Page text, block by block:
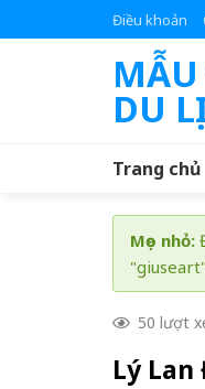
to
Điều khoản
MẪU
DU
Trang chủ
Mẹo nhỏ:
50 lượt
Lý